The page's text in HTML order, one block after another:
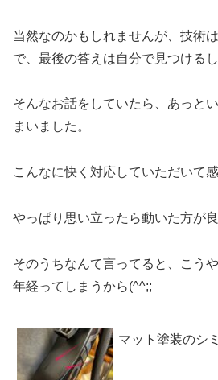
当然なのかもしれませんが、技術
で、最後の答えは自分で見つけるし
そんなお話をしていたら、あっと
まいました。
こんなに快く対応していただいて
やっぱり思い立ったら動いた方が
そのうちなんて言ってると、こう
年経ってしまうから(^^;;
マット塗装のシ